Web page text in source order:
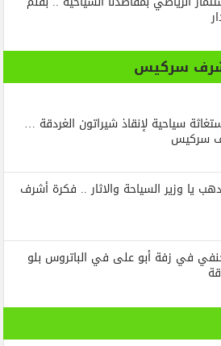
سركيس
سياحية لإنقاذ شيراتون الغردقة …
سركيس
يا وزير السياحة والاثار .. فكرة أشرف
في زفة أبو على في الباتروس بلو